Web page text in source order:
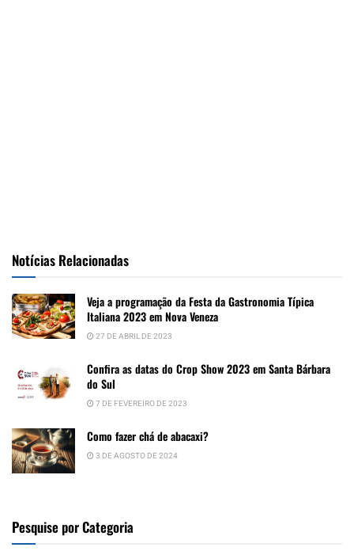
Notícias Relacionadas
Veja a programação da Festa da Gastronomia Típica
Italiana 2023 em Nova Veneza
27 DE ABRIL DE 2023
Confira as datas do Crop Show 2023 em Santa Bárbara
do Sul
7 DE FEVEREIRO DE 2023
Como fazer chá de abacaxi?
3 DE AGOSTO DE 2024
Pesquise por Categoria